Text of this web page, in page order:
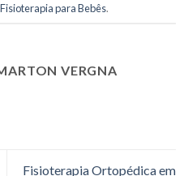
Fisioterapia para Bebês.
VERGNA
Fisioterapia Ortopédica em